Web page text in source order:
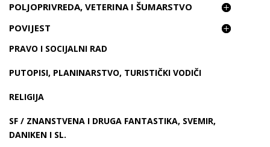
POLJOPRIVREDA, VETERINA I ŠUMARSTVO
POVIJEST
PRAVO I SOCIJALNI RAD
PUTOPISI, PLANINARSTVO, TURISTIČKI VODIČI
RELIGIJA
SF / ZNANSTVENA I DRUGA FANTASTIKA, SVEMIR,
DANIKEN I SL.